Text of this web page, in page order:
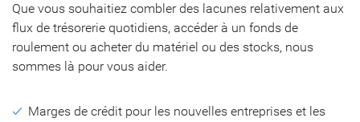
Que vous souhaitiez combler des lacunes relativement aux
flux de trésorerie quotidiens, accéder à un fonds de
roulement ou acheter du matériel ou des stocks, nous
sommes là pour vous aider.
Marges de crédit pour les nouvelles entreprises et les